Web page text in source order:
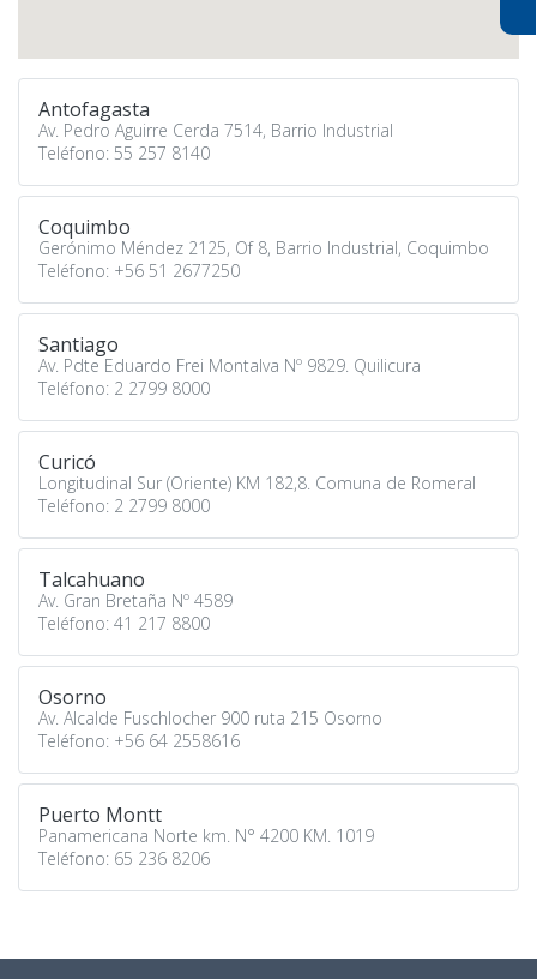
Antofagasta
Av. Pedro Aguirre Cerda 7514, Barrio Industrial
Teléfono: 55 257 8140
Coquimbo
Gerónimo Méndez 2125, Of 8, Barrio Industrial, Coquimbo
Teléfono: +56 51 2677250
Santiago
Av. Pdte Eduardo Frei Montalva Nº 9829. Quilicura
Teléfono: 2 2799 8000
Curicó
Longitudinal Sur (Oriente) KM 182,8. Comuna de Romeral
Teléfono: 2 2799 8000
Talcahuano
Av. Gran Bretaña Nº 4589
Teléfono: 41 217 8800
Osorno
Av. Alcalde Fuschlocher 900 ruta 215 Osorno
Teléfono: +56 64 2558616
Puerto Montt
Panamericana Norte km. N° 4200 KM. 1019
Teléfono: 65 236 8206